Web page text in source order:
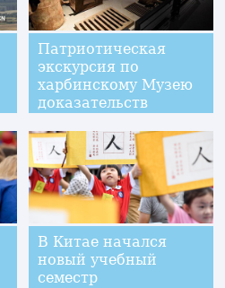
Патриотическая
экскурсия по
харбинскому Музею
доказательств
отряда Квантунской
армии
В Китае начался
новый учебный
семестр